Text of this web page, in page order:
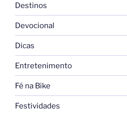
Destinos
Devocional
Dicas
Entretenimento
Fé na Bike
Festividades